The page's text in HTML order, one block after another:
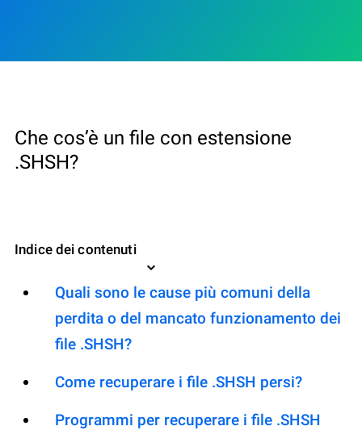
Che cos’è un file con estensione
.SHSH?
Indice dei contenuti
Quali sono le cause più comuni della
perdita o del mancato funzionamento dei
file .SHSH?
Come recuperare i file .SHSH persi?
Programmi per recuperare i file .SHSH